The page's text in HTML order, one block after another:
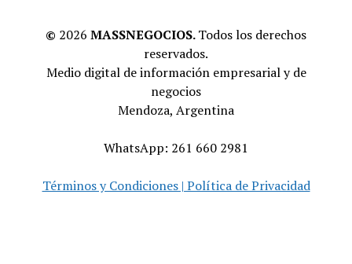
© 2026 MASSNEGOCIOS.Todos los derechos
reservados.
Medio digital de información empresarial y de
negocios
Mendoza, Argentina
WhatsApp: 261 660 2981
Términos y Condiciones | Política de Privacidad